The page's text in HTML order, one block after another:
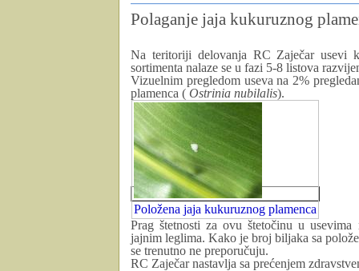
Polaganje jaja kukuruznog
Na teritoriji delovanja RC Zaječar usevi
sortimenta nalaze se u fazi 5-8 listova
Vizuelnim pregledom useva na 2%
plamenca ( Ostrinia nubilalis).
Položena jaja kukuruznog plamenca
Prag štetnosti za ovu štetočinu u
jajnim leglima. Kako je broj biljaka sa
se trenutno ne preporučuju.
RC Zaječar nastavlja sa prećenjem